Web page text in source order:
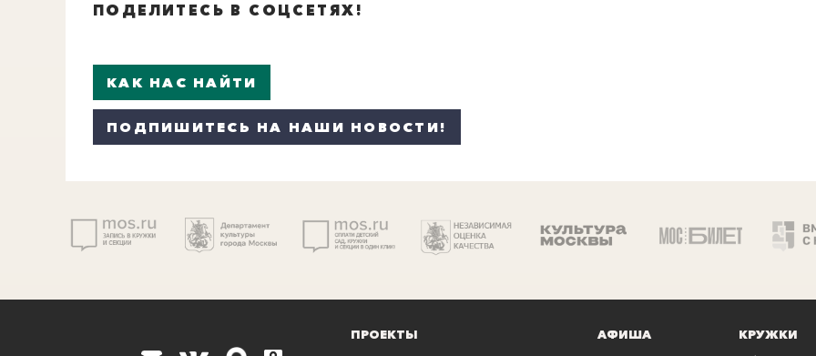
ПОДЕЛИТЕСЬ В СОЦСЕТЯХ!
КАК НАС НАЙТИ
ПОДПИШИТЕСЬ НА НАШИ НОВОСТИ!
ПРОЕКТЫ АФИША КРУЖКИ